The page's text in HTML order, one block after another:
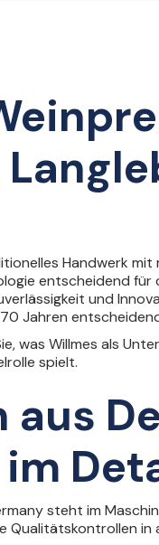
Handwerk
entscheidend für
und
Jahren
was Willmes als
spielt.
aus
steht im
Qualitätskontrollen